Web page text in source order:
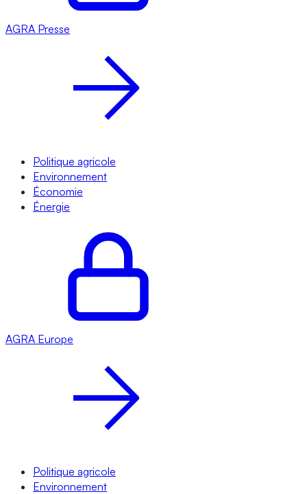
AGRA Presse
Politique agricole
Environnement
Économie
Énergie
AGRA Europe
Politique agricole
Environnement